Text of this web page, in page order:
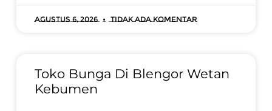
Agustus 6, 2026 Tidak ada komentar
Toko Bunga Di Blengor Wetan
Kebumen